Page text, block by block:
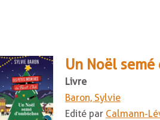
Un Noël
Livre
Baron, Sylvie
Edité par Calmann-